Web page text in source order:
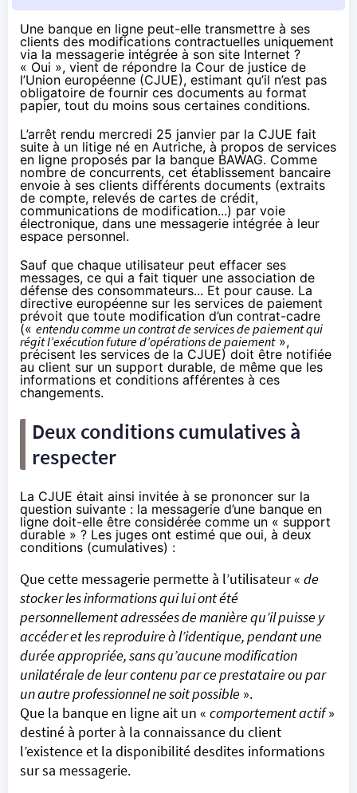
Une banque en ligne peut-elle transmettre à ses
clients des modifications contractuelles uniquement
via la messagerie intégrée à son site Internet ?
« Oui », vient de répondre la Cour de justice de
l’Union européenne (CJUE), estimant qu’il n’est pas
obligatoire de fournir ces documents au format
papier, tout du moins sous certaines conditions.
L’arrêt rendu mercredi 25 janvier par la CJUE fait
suite à un litige né en Autriche, à propos de services
en ligne proposés par la banque BAWAG. Comme
nombre de concurrents, cet établissement bancaire
envoie à ses clients différents documents (extraits
de compte, relevés de cartes de crédit,
communications de modification...) par voie
électronique, dans une messagerie intégrée à leur
espace personnel.
Sauf que chaque utilisateur peut effacer ses
messages, ce qui a fait tiquer une association de
défense des consommateurs... Et pour cause. La
directive européenne sur les services de paiement
prévoit que toute modification d’un contrat-cadre
(« entendu comme un contrat de services de paiement qui
régit l’exécution future d’opérations de paiement»,
précisent les services de la CJUE) doit être notifiée
au client sur un support durable, de même que les
informations et conditions afférentes à ces
changements.
Deux conditions cumulatives à
respecter
La CJUE était ainsi invitée à se prononcer sur la
question suivante : la messagerie d’une banque en
ligne doit-elle être considérée comme un « support
durable » ? Les juges ont estimé que oui, à deux
conditions (cumulatives) :
Que cette messagerie permette à l’utilisateur « de
stocker les informations qui lui ont été
personnellement adressées de manière qu’il puisse y
accéder et les reproduire à l’identique, pendant une
durée appropriée, sans qu’aucune modification
unilatérale de leur contenu par ce prestataire ou par
un autre professionnel ne soit possible ».
Que la banque en ligne ait un « comportement actif»
destiné à porter à la connaissance du client
l’existence et la disponibilité desdites informations
sur sa messagerie.